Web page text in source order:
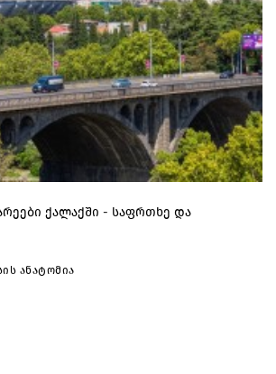
ქალაქში - საფრთხე და
ანატომია